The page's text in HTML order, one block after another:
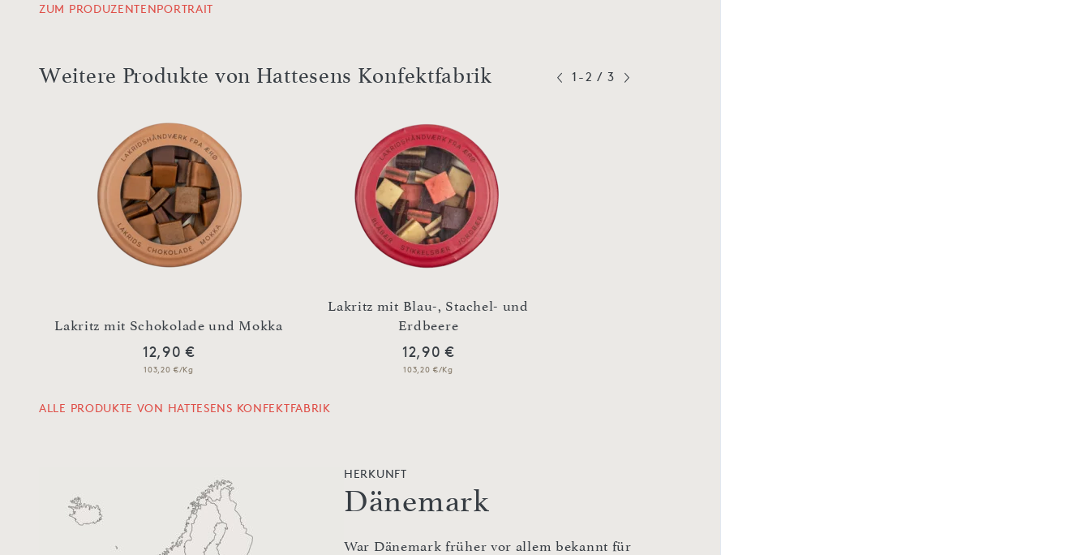
ZUM PRODUZENTENPORTRAIT
Weitere Produkte von Hattesens Konfektfabrik
Lakritz mit Schokolade und Mokka
12,90 €
103,20 €/Kg
Lakritz mit Blau-, Stachel- und
Erdbeere
12,90 €
103,20 €/Kg
1-2 / 3
ALLE PRODUKTE VON HATTESENS KONFEKTFABRIK
HERKUNFT
Dänemark
War Dänemark früher vor allem bekannt für